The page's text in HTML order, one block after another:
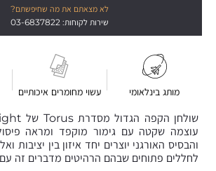
מותג בינלאומי עשוי מחומרים איכותיים
לא מצאתם את מה שחיפשתם?
שירות לקוחות: 03-6837822
עוצמה שקטה עם גימור מוקפד ומראה
והבסיס האורגני יוצרים יחד איזון בין יציבות
לחללים פתוחים שבהם הרהיטים מדברים זה